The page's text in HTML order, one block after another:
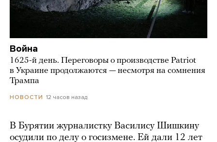
Война
1625-й день. Переговоры о производстве Patriot
в Украине продолжаются — несмотря на сомнения
Трампа
НОВОСТИ 12 часов назад
В Бурятии журналистку Василису Шишкину
осудили по делу о госизмене. Ей дали 12 лет